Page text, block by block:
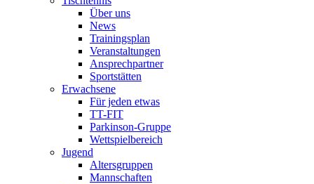
Über uns
News
Trainingsplan
Veranstaltungen
Ansprechpartner
Sportstätten
Erwachsene
Für jeden etwas
TT-FIT
Parkinson-Gruppe
Wettspielbereich
Jugend
Altersgruppen
Mannschaften